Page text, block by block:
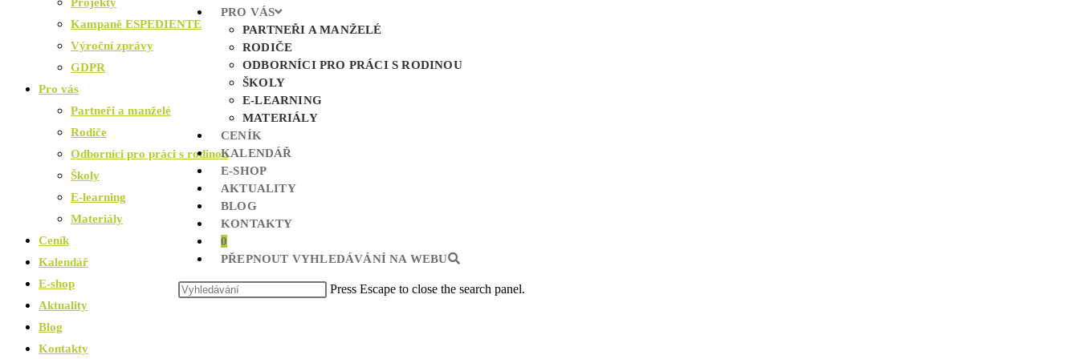
PRO VÁS
PARTNEŘI A MANŽELÉ
RODIČE
ODBORNÍCI PRO PRÁCI S RODINOU
ŠKOLY
E-LEARNING
MATERIÁLY
CENÍK
KALENDÁŘ
E-SHOP
AKTUALITY
BLOG
KONTAKTY
0
PŘEPNOUT VYHLEDÁVÁNÍ NA WEBU
Press Escape to close the search panel.
Kampaně ESPEDIENTE
Výroční zprávy
GDPR
Pro vás
Partneři a manželé
Rodiče
Odborníci pro práci s rodinou
Školy
E-learning
Materiály
Ceník
Kalendář
E-shop
Aktuality
Blog
Kontakty